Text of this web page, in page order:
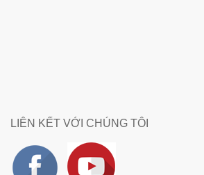
LIÊN KẾT VỚI CHÚNG TÔI